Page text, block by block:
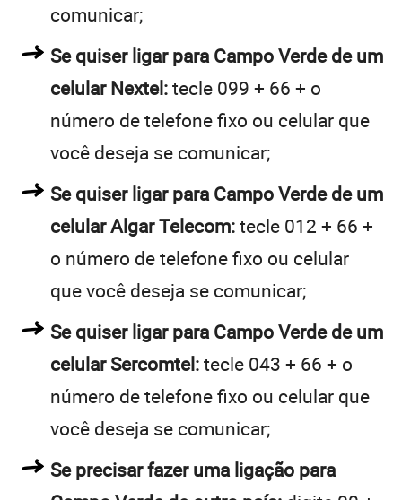
comunicar;
Se quiser ligar para Campo Verde de um
celular Nextel:tecle 099 + 66 + o
número de telefone fixo ou celular que
você deseja se comunicar;
Se quiser ligar para Campo Verde de um
celular Algar Telecom:tecle 012 + 66 +
o número de telefone fixo ou celular
que você deseja se comunicar;
Se quiser ligar para Campo Verde de um
celular Sercomtel:tecle 043 + 66 + o
número de telefone fixo ou celular que
você deseja se comunicar;
Se precisar fazer uma ligação para